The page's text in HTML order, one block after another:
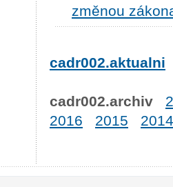
změnou
cadr002.aktualni
cadr002.archiv
2016
2015 2014